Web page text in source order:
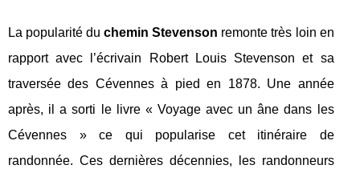
La popularité du chemin Stevenson remonte très loin en
rapport avec l’écrivain Robert Louis Stevenson et sa
traversée des Cévennes à pied en 1878. Une année
après, il a sorti le livre « Voyage avec un âne dans les
Cévennes » ce qui popularise cet itinéraire de
randonnée. Ces dernières décennies, les randonneurs